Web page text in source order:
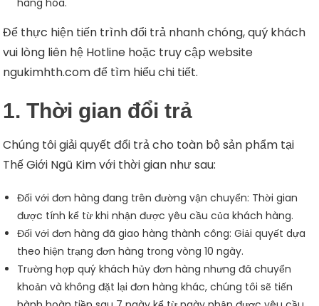
Để thực hiện tiến trình đổi trả nhanh chóng, quý khách
vui lòng liên hệ Hotline hoặc truy cập website
ngukimhth.com để tìm hiểu chi tiết.
1. Thời gian đổi trả
Chúng tôi giải quyết đổi trả cho toàn bộ sản phẩm tại
Thế Giới Ngũ Kim với thời gian như sau:
Đối với đơn hàng đang trên đường vận chuyển: Thời gian
được tính kể từ khi nhận được yêu cầu của khách hàng.
Đối với đơn hàng đã giao hàng thành công: Giải quyết dựa
theo hiện trạng đơn hàng trong vòng 10 ngày.
Trường hợp quý khách hủy đơn hàng nhưng đã chuyển
khoản và không đặt lại đơn hàng khác, chúng tôi sẽ tiến